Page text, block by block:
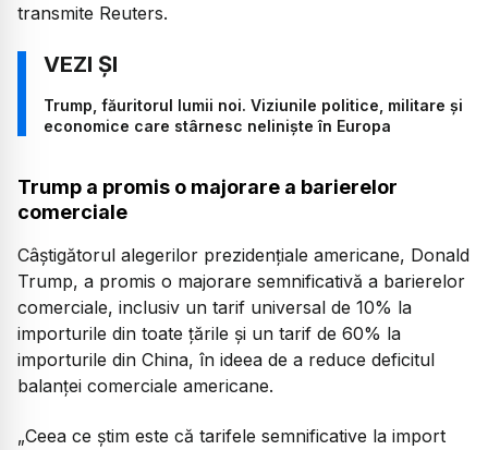
transmite Reuters.
Trump, făuritorul lumii noi. Viziunile politice, militare și
economice care stârnesc neliniște în Europa
Trump a promis o majorare a barierelor
comerciale
Câştigătorul alegerilor prezidenţiale americane, Donald
Trump, a promis o majorare semnificativă a barierelor
comerciale, inclusiv un tarif universal de 10% la
importurile din toate ţările şi un tarif de 60% la
importurile din China, în ideea de a reduce deficitul
balanţei comerciale americane.
„Ceea ce ştim este că tarifele semnificative la import